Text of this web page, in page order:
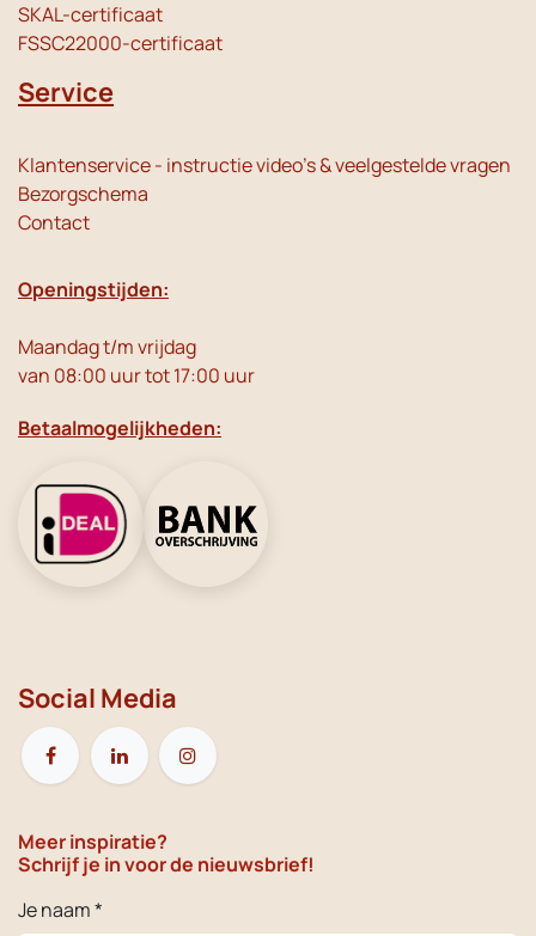
SKAL-certificaat
FSSC22000-certificaat
Service
Klantenservice - instructie video's & veelgestelde vragen
Bezorgschema
Contact
Openingstijden:
Maandag t/m vrijdag
van 08:00 uur tot 17:00 uur
Betaalmogelijkheden:
Social Media
Meer inspiratie?
Schrijf je in voor de nieuwsbrief!
Je naam *